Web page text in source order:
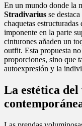
En un mundo donde la
Stradivarius se
chaquetas
imponente en la parte
cinturones añaden un
outfit. Esta propuesta
proporciones, sino que
autoexpresión y la
La estética